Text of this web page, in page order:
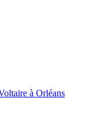
à Orléans